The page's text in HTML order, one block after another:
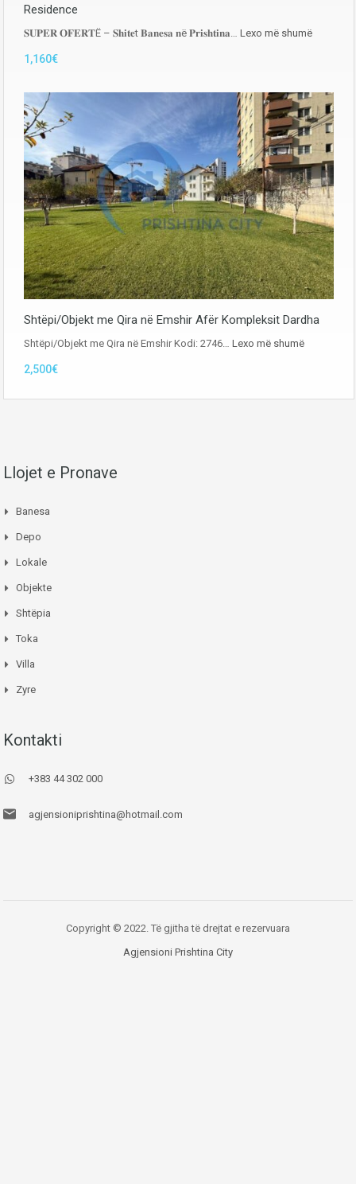
Residence
𝐒𝐔𝐏𝐄𝐑 𝐎𝐅𝐄𝐑𝐓Ë – 𝐒𝐡𝐢𝐭𝐞t 𝐁𝐚𝐧𝐞𝐬𝐚 𝐧ë 𝐏𝐫𝐢𝐬𝐡𝐭𝐢𝐧𝐚… Lexo më shumë
1,160€
Shtëpi/Objekt me Qira në Emshir Afër Kompleksit Dardha
Shtëpi/Objekt me Qira në Emshir Kodi: 2746… Lexo më shumë
2,500€
Llojet e Pronave
Banesa
Depo
Lokale
Objekte
Shtëpia
Toka
Villa
Zyre
Kontakti
+383 44 302 000
agjensioniprishtina@hotmail.com
Copyright © 2022. Të gjitha të drejtat e rezervuara
Agjensioni Prishtina City